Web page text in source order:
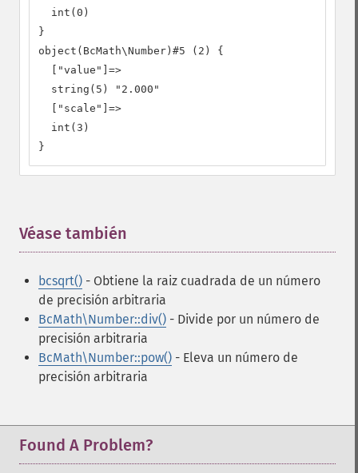
  int(0)
}
object(BcMath\Number)#5 (2) {
  ["value"]=>
  string(5) "2.000"
  ["scale"]=>
  int(3)
}
Véase también
bcsqrt() - Obtiene la raiz cuadrada de un número
de precisión arbitraria
BcMath\Number::div() - Divide por un número de
precisión arbitraria
BcMath\Number::pow() - Eleva un número de
precisión arbitraria
Found A Problem?